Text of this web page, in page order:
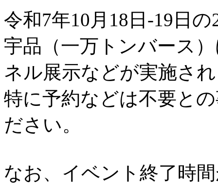
令和7年10月18日-19日の
宇品（一万トンバース
ネル展示などが実施さ
特に予約などは不要と
ださい。
なお、イベント終了時